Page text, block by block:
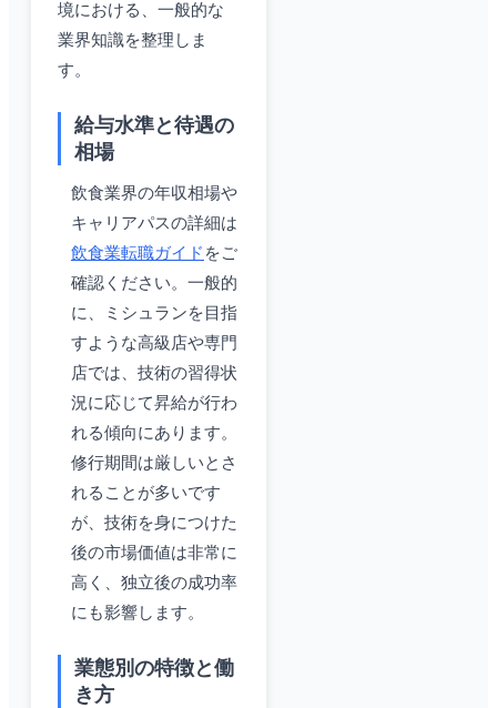
境における、一般的な
業界知識を整理しま
す。
給与水準と待遇の
相場
飲食業界の年収相場や
キャリアパスの詳細は
飲食業転職ガイド をご
確認ください。一般的
に、ミシュランを目指
すような高級店や専門
店では、技術の習得状
況に応じて昇給が行わ
れる傾向にあります。
修行期間は厳しいとさ
れることが多いです
が、技術を身につけた
後の市場価値は非常に
高く、独立後の成功率
にも影響します。
業態別の特徴と働
き方